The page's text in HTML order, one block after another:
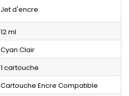
Jet d'encre
12 ml
Cyan Clair
1 cartouche
Cartouche Encre Compatible